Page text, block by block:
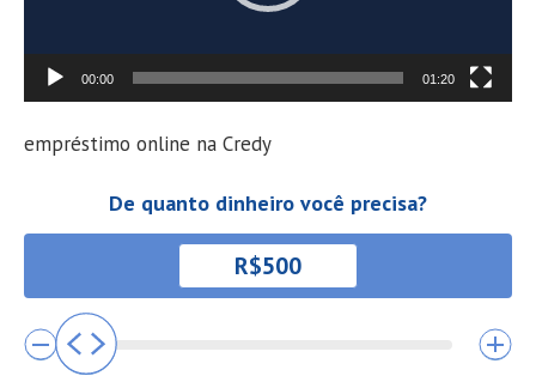
00:00 01:20
empréstimo online na Credy
De quanto dinheiro você precisa?